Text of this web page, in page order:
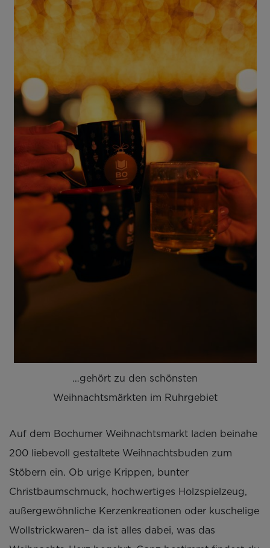
…gehört zu den schönsten
Weihnachtsmärkten im Ruhrgebiet
Auf dem Bochumer Weihnachtsmarkt laden beinahe
200 liebevoll gestaltete Weihnachtsbuden zum
Stöbern ein. Ob urige Krippen, bunter
Christbaumschmuck, hochwertiges Holzspielzeug,
außergewöhnliche Kerzenkreationen oder kuschelige
Wollstrickwaren– da ist alles dabei, was das